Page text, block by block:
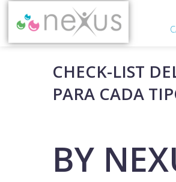
CHECK-LIST
PARA CADA
BY